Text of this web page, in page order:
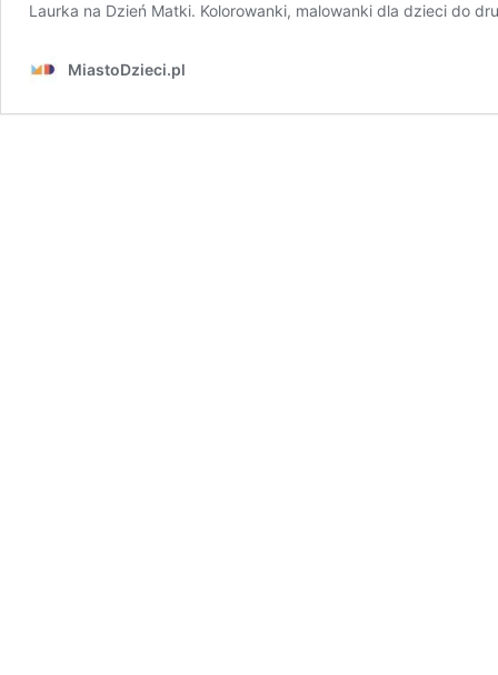
Laurka na Dzień Matki. Kolorowanki, malowanki dla dzieci do
MiastoDzieci.pl